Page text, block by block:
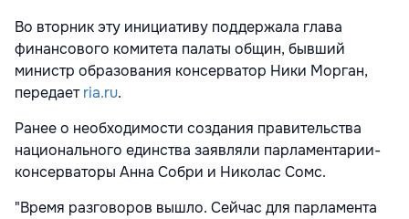
Во вторник эту инициативу поддержала глава
финансового комитета палаты общин, бывший
министр образования консерватор Ники Морган,
передаетria.ru.
Ранее о необходимости создания правительства
национального единства заявляли парламентарии-
консерваторы Анна Собри и Николас Сомс.
"Время разговоров вышло. Сейчас для парламента